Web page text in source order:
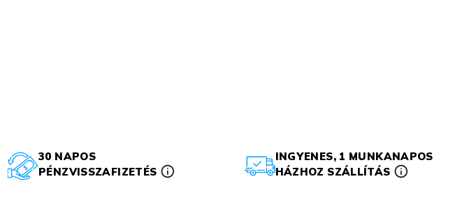
30 NAPOS
PÉNZVISSZAFIZETÉS
INGYENES, 1 MUNKANAPOS
HÁZHOZ SZÁLLÍTÁS